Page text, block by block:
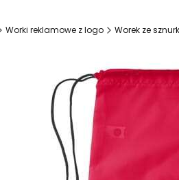
Worki reklamowe z logo Worek ze